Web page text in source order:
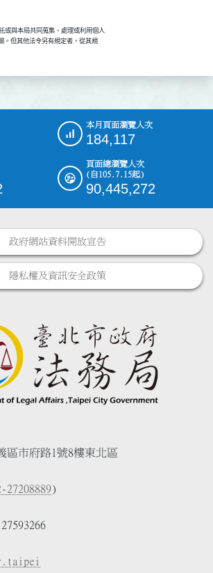
或與本局共同蒐集、處理或利用個人
。但其他法令另有規定者，從其規
本月頁面瀏覽人次
184,117
頁面總瀏覽人次
(自105.7.15起)
90,445,272
政府網站資料開放宣告
隱私權及資訊安全政策
區市府路1號8樓東北區
27208889)